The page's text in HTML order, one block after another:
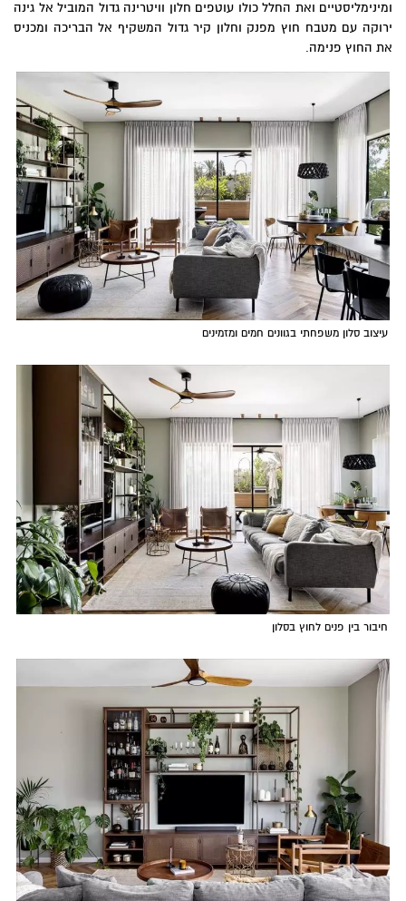
ומינימליסטיים ואת החלל כולו עוטפים חלון וויטרינה גדול המוביל אל גינה
ירוקה עם מטבח חוץ מפנק וחלון קיר גדול המשקיף אל הבריכה ומכניס
את החוץ פנימה.
עיצוב סלון משפחתי בגוונים חמים ומזמינים
חיבור בין פנים לחוץ בסלון